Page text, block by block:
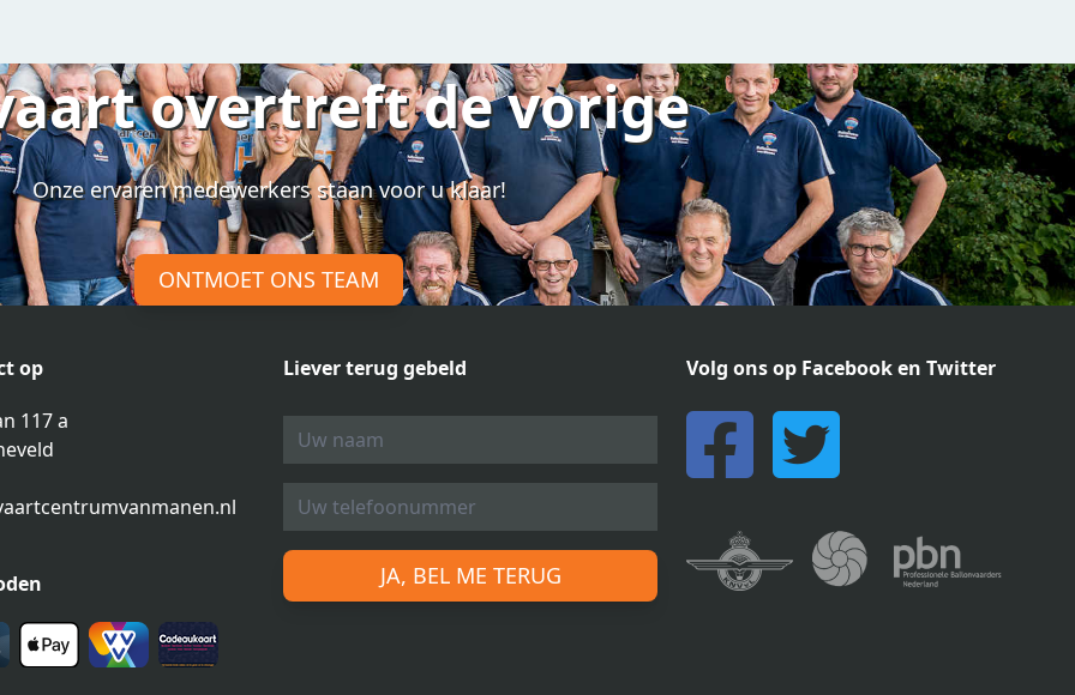
overtreft de vorige
Onze ervaren medewerkers staan voor u klaar!
ONTMOET ONS TEAM
op
117 a
Liever terug gebeld
JA, BEL ME TERUG
Volg ons op Facebook en Twitter